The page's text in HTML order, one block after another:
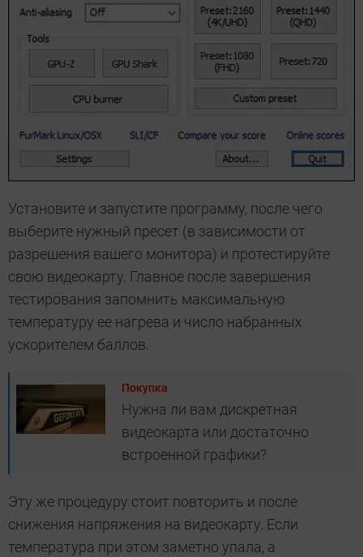
Установите и запустите программу, после чего
выберите нужный пресет (в зависимости от
разрешения вашего монитора) и протестируйте
свою видеокарту. Главное после завершения
тестирования запомнить максимальную
температуру ее нагрева и число набранных
ускорителем баллов.
Покупка
Нужна ли вам дискретная
видеокарта или достаточно
встроенной графики?
Эту же процедуру стоит повторить и после
снижения напряжения на видеокарту. Если
температура при этом заметно упала, а